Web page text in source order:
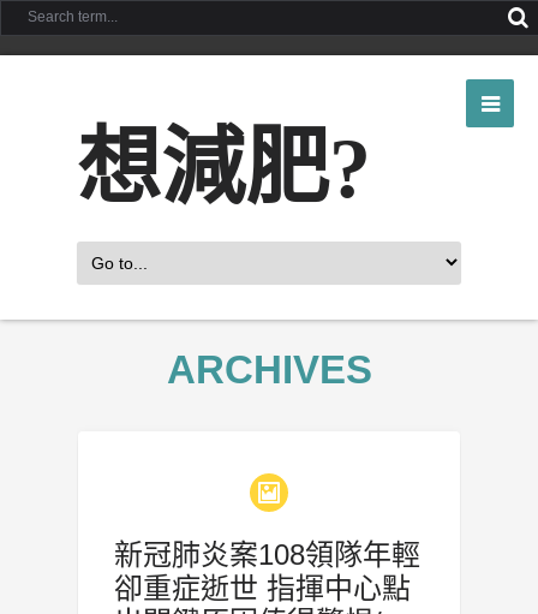
想減肥?
ARCHIVES
新冠肺炎案108領隊年輕
卻重症逝世 指揮中心點